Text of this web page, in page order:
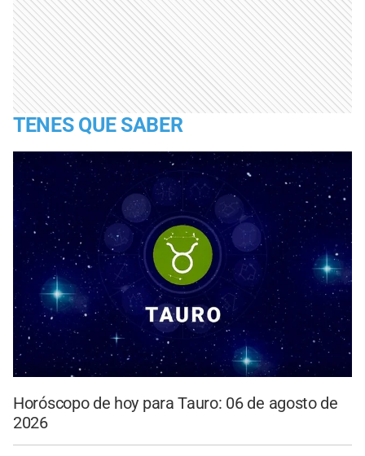
TENES QUE SABER
Horóscopo de hoy para Tauro: 06 de agosto de
2026